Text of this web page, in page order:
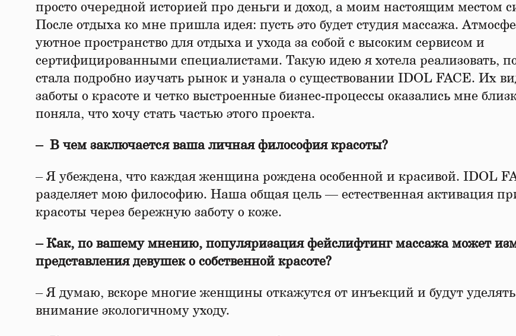
просто очередной историей про деньги и доход, а моим настоящим местом
После отдыха ко мне пришла идея: пусть это будет студия массажа.
уютное пространство для отдыха и ухода за собой с высоким сервисом и
сертифицированными специалистами. Такую идею я хотела реализовать,
стала подробно изучать рынок и узнала о существовании IDOL FACE. Их
заботы о красоте и четко выстроенные бизнес-процессы оказались мне
поняла, что хочу стать частью этого проекта.
– В чем заключается ваша личная философия красоты?
– Я убеждена, что каждая женщина рождена особенной и красивой. IDOL
разделяет мою философию. Наша общая цель — естественная активация
красоты через бережную заботу о коже.
– Как, по вашему мнению, популяризация фейслифтинг массажа может
представления девушек о собственной красоте?
– Я думаю, вскоре многие женщины откажутся от инъекций и будут
внимание экологичному уходу.